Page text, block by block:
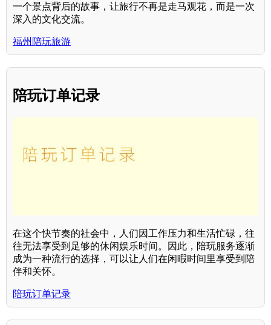
一个景点背后的故事，让旅行不再是走马观花，而是一次
深入的文化交流。
福州陪玩旅游
陪玩订单记录
在这个快节奏的社会中，人们因工作压力和生活忙碌，往
往无法享受到足够的休闲娱乐时间。因此，陪玩服务逐渐
成为一种流行的选择，可以让人们在闲暇时间里享受到陪
伴和关怀。
陪玩订单记录